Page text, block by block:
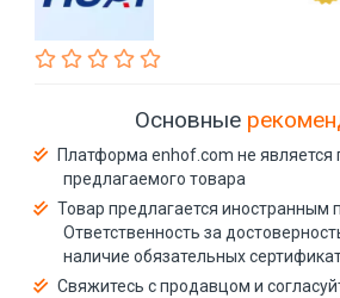
Основные
Платформа enhof.com не
предлагаемого товара
Товар предлагается иностранным
Ответственность за
наличие обязательных
Свяжитесь с продавцом и